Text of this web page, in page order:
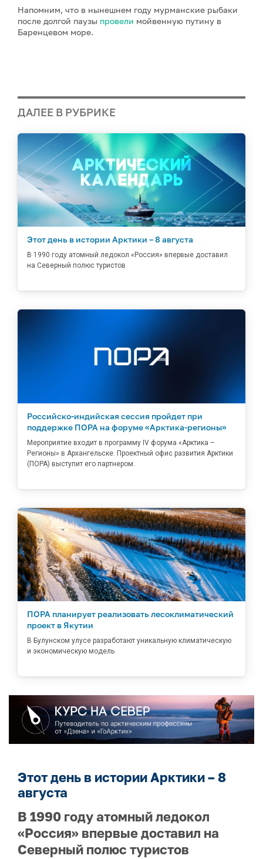
Напомним, что в нынешнем году мурманские рыбаки
после долгой паузы провели мойвенную путину в
Баренцевом море.
ДАЛЕЕ В РУБРИКЕ
Этот день в истории Арктики – 8 августа
В 1990 году атомный ледокол «Россия» впервые доставил
на Северный полюс туристов
Российско-индийская сессия пройдет при
поддержке ПОРА на форуме «Арктика-регионы»
Мероприятие входит в программу IV форума «Арктика –
Регионы» в Архангельске. Проектный офис развития Арктики
(ПОРА) выступит его партнером.
ПОРА планирует реализовать лесоклиматический
проект в Якутии
В Булунском улусе разработают уникальную климатическую
и экономическую модель
Этот день в истории Арктики – 8
августа
В 1990 году атомный ледокол
«Россия» впервые доставил на
Северный полюс туристов